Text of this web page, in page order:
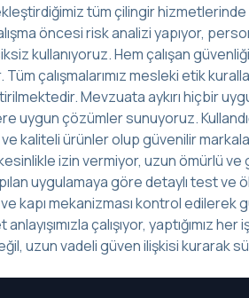
tüm çilingir hizmetlerinde
öncesi risk analizi yapıyor,
kullanıyoruz. Hem çalışan
çalışmalarımız mesleki etik
Mevzuata aykırı hiçbir
uygun çözümler sunuyoruz.
kaliteli ürünler olup güvenilir
izin vermiyor, uzun ömürlü
uygulamaya göre detaylı test ve
kapı mekanizması kontrol
çalışıyor, yaptığımız
uzun vadeli güven ilişkisi kurarak